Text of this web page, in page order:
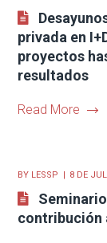
privada en
proyectos
resultados
Read More
BY LESSP 8 DE
contribución